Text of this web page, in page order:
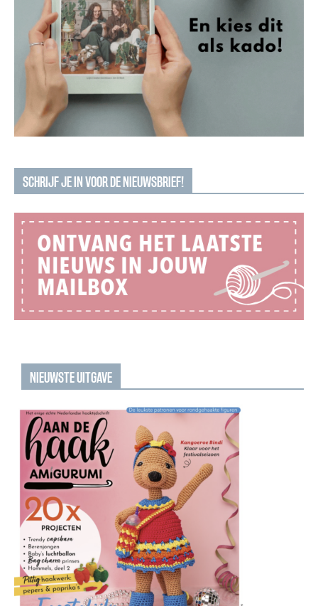
SCHRIJF JE IN VOOR DE NIEUWSBRIEF!
NIEUWSTE UITGAVE